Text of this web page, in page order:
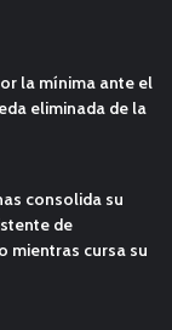
la mínima ante el
eliminada de la
consolida su
de
mientras cursa su